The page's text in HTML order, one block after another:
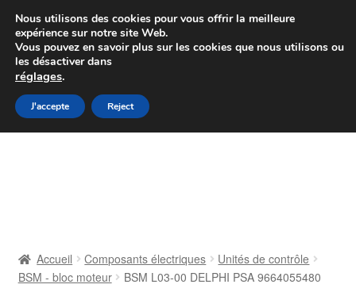
Colissimo livraison à partir de 7 EUR
Du lundi au vendredi de 9 h à 16 h
Aller
à
Aller
au
Contact
Accueil Composants électriques
Unités de contrôle
BSM - bloc moteur
BSM L03-00 DELPHI PSA 9664055480
Nous utilisons des cookies pour vous offrir la meilleure
expérience sur notre site Web.
Vous pouvez en savoir plus sur les cookies que nous utilisons ou
les désactiver dans
réglages.
J'accepte Reject